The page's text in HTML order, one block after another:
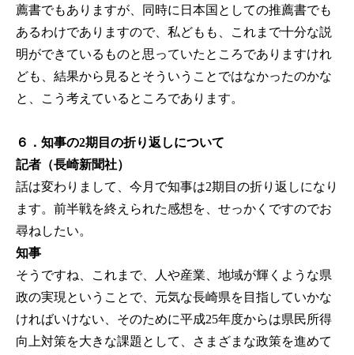
薦書でもありますが、同時に日本国としての推薦書でも
あるわけでありますので、私どもも、これまで十分な説
明ができているものと思っていたところでありますけれ
ども、結果から見るとそういうことではなかったのかな
と、こう考えているところであります。
６．知事の2期目の折り返しについて
記者（長崎新聞社）
話は変わりまして、今月で知事は2期目の折り返しになり
ます。前半戦を終えられた感想を、せっかくですのでお
尋ねしたい。
知事
そうですね、これまで、人や産業、地域が輝くような県
政の実現ということで、元気な長崎県を目指していかな
ければいけない、そのために平成25年度からは県民所得
向上対策を大きな課題として、さまざまな政策を進めて